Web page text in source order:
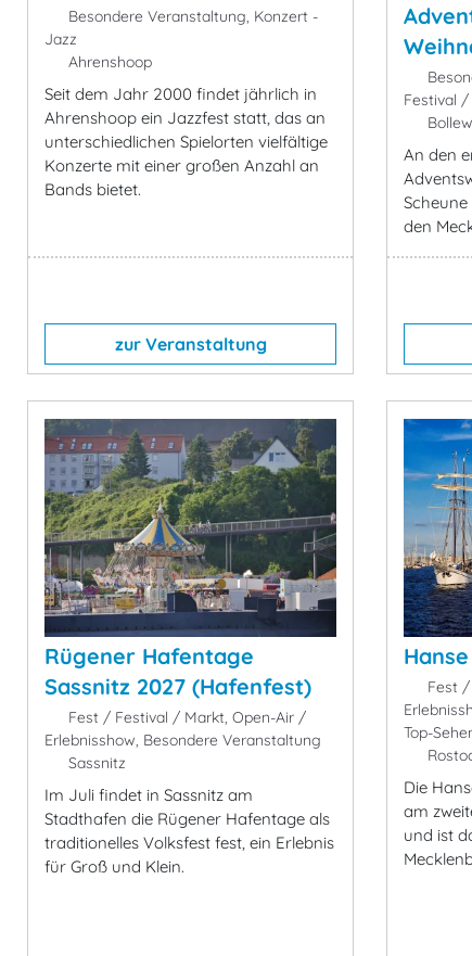
Besondere Veranstaltung, Konzert -
Jazz
Ahrenshoop
Seit dem Jahr 2000 findet jährlich in
Ahrenshoop ein Jazzfest statt, das an
unterschiedlichen Spielorten vielfältige
Konzerte mit einer großen Anzahl an
Bands bietet.
zur Veranstaltung
Festival
An den
den
Rügener Hafentage
Sassnitz 2027 (Hafenfest)
Fest / Festival / Markt, Open-Air /
Erlebnisshow, Besondere Veranstaltung
Sassnitz
Im Juli findet in Sassnitz am
Stadthafen die Rügener Hafentage als
traditionelles Volksfest fest, ein Erlebnis
für Groß und Klein.
Fest
Top-
Die
am
und ist